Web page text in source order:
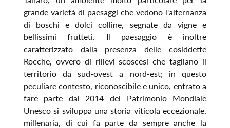
grande varietà di paesaggi che vedono l'alternanza
di boschi e dolci colline, segnate da vigne e
bellissimi frutteti. Il paesaggio è inoltre
caratterizzato dalla presenza delle cosiddette
Rocche, ovvero di rilievi scoscesi che tagliano il
territorio da sud-ovest a nord-est; in questo
peculiare contesto, riconoscibile e unico, entrato a
fare parte dal 2014 del Patrimonio Mondiale
Unesco si sviluppa una storia viticola eccezionale,
millenaria, di cui fa parte da sempre anche la